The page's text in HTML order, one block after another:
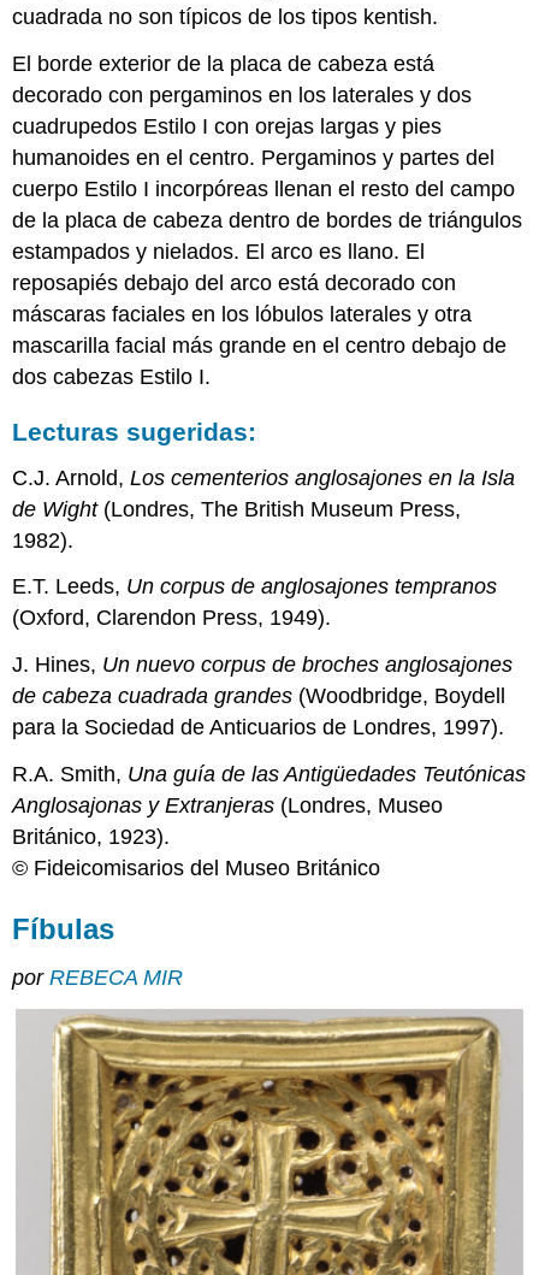
cuadrada no son típicos de los tipos kentish.
El borde exterior de la placa de cabeza está
decorado con pergaminos en los laterales y dos
cuadrupedos Estilo I con orejas largas y pies
humanoides en el centro. Pergaminos y partes del
cuerpo Estilo I incorpóreas llenan el resto del campo
de la placa de cabeza dentro de bordes de triángulos
estampados y nielados. El arco es llano. El
reposapiés debajo del arco está decorado con
máscaras faciales en los lóbulos laterales y otra
mascarilla facial más grande en el centro debajo de
dos cabezas Estilo I.
Lecturas sugeridas:
C.J. Arnold,Los cementerios anglosajones en la Isla
de Wight(Londres, The British Museum Press,
1982).
E.T. Leeds, Un corpus de anglosajones tempranos
(Oxford, Clarendon Press, 1949).
J. Hines, Un nuevo corpus de broches anglosajones
de cabeza cuadrada grandes (Woodbridge, Boydell
para la Sociedad de Anticuarios de Londres, 1997).
R.A. Smith, Una guía de las Antigüedades Teutónicas
Anglosajonas y Extranjeras (Londres, Museo
Británico, 1923).
© Fideicomisarios del Museo Británico
Fíbulas
porREBECA MIR